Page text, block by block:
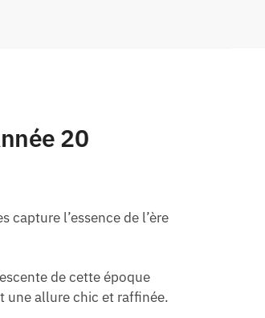
20
capture l’essence de l’ère
de cette époque
une allure chic et raffinée.